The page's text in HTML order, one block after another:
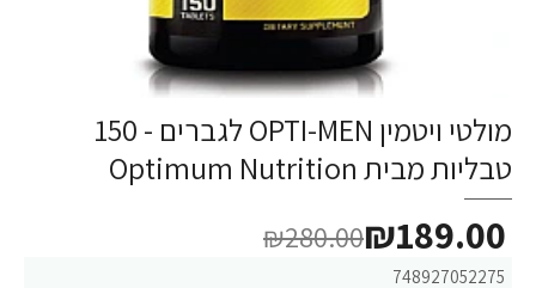
-33%
מולטי ויטמין OPTI-MEN לגברים - 150
טבליות מבית Optimum Nutrition
748927052275
₪189.00
₪280.00